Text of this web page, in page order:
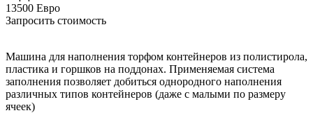
13500 Евро
Запросить стоимость
Машина для наполнения торфом контейнеров из полистирола,
пластика и горшков на поддонах. Применяемая система
заполнения позволяет добиться однородного наполнения
различных типов контейнеров (даже с малыми по размеру
ячеек)